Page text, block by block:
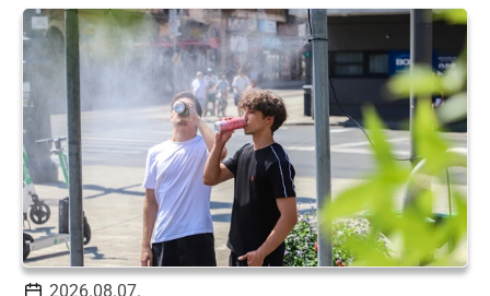
2026.08.07.